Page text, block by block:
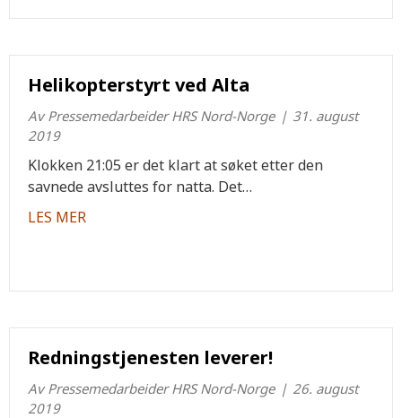
Helikopterstyrt ved Alta
AvPressemedarbeider HRS Nord-Norge | 31. august
2019
Klokken 21:05 er det klart at søket etter den
savnede avsluttes for natta. Det…
LES MERabout Helikopterstyrt ved Alta
Redningstjenesten leverer!
AvPressemedarbeider HRS Nord-Norge | 26. august
2019